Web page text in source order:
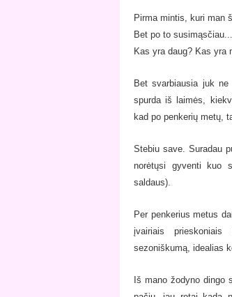
Pirma mintis, kuri man
Bet po to
Kas yra daug? Kas yra
Bet svarbiausia juk
spurda iš laimės,
kad po penkerių metų,
Stebiu save. Suradau
norėtųsi gyventi kuo
saldaus).
Per penkerius metus
įvairiais
sezoniškumą, idealias
Iš mano žodyno dingo